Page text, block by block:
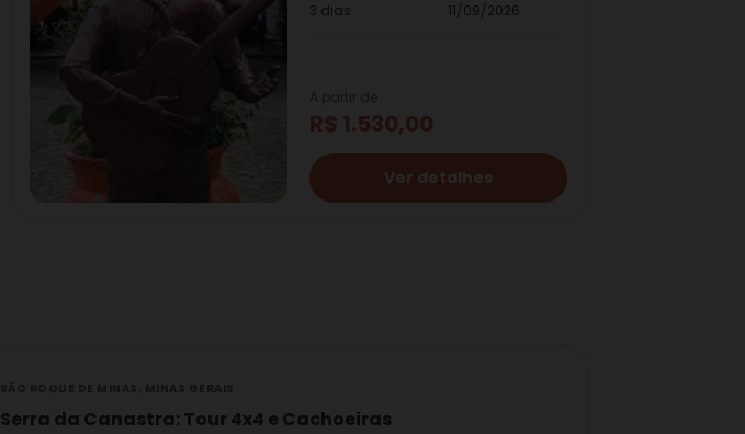
3 dias
11/09/2026
R$ 1.530,00
Ver detalhes
Serra da Canastra: Tour 4x4 e Cachoeiras